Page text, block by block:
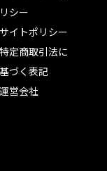
リシー
サイトポリシー
特定商取引法に
基づく表記
運営会社